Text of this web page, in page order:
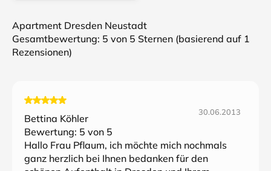
Apartment Dresden Neustadt
Gesamtbewertung: 5 von 5 Sternen (basierend auf 1
Rezensionen)
Bettina Köhler
30.06.2013
Bewertung: 5 von 5
Hallo Frau Pflaum, ich möchte mich nochmals
ganz herzlich bei Ihnen bedanken für den